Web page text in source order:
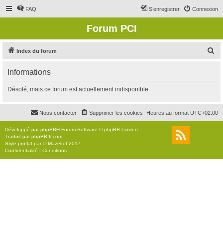
FAQ Connexion
S’enregistrer
Forum PCI
Index du forum
r
c
r
Informations
Désolé, mais ce forum est actuellement indisponible.
Heures au format UTC+02:00
Supprimer les cookies
Nous contacter
Développé parphpBB® Forum Software © phpBB Limited
Traduit parphpBB-fr.com
Style proflat par ©Mazeltof 2017
Confidentialité | Conditions